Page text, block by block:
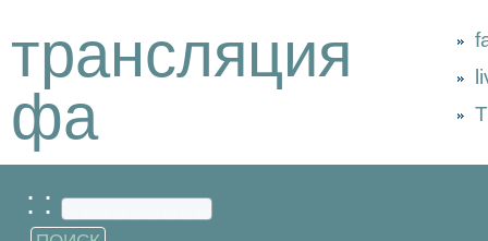
трансляция
фа
: :